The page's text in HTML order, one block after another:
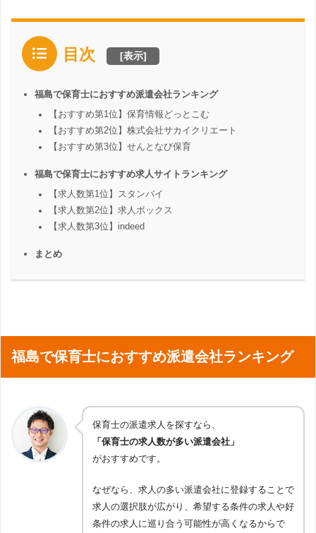
目次 [表示]
福島で保育士におすすめ派遣会社ランキング
【おすすめ第1位】保育情報どっとこむ
【おすすめ第2位】株式会社サカイクリエート
【おすすめ第3位】せんとなび保育
福島で保育士におすすめ求人サイトランキング
【求人数第1位】スタンバイ
【求人数第2位】求人ボックス
【求人数第3位】indeed
まとめ
福島で保育士におすすめ派遣会社ランキング
保育士の派遣求人を探すなら、
「保育士の求人数が多い派遣会社」
がおすすめです。
なぜなら、求人の多い派遣会社に登録することで
求人の選択肢が広がり、希望する条件の求人や好
条件の求人に巡り合う可能性が高くなるからで